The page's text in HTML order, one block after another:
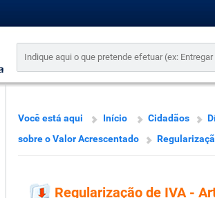
Você está aqui Início Cidadãos
sobre o Valor Acrescentado
Regularização de IVA -